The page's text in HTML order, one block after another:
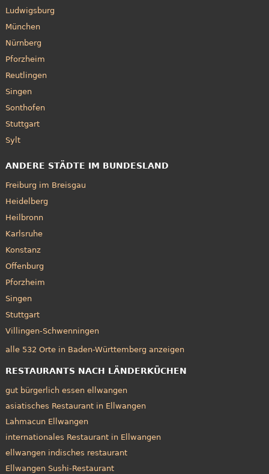
Ludwigsburg
München
Nürnberg
Pforzheim
Reutlingen
Singen
Sonthofen
Stuttgart
Sylt
ANDERE STÄDTE IM BUNDESLAND
Freiburg im Breisgau
Heidelberg
Heilbronn
Karlsruhe
Konstanz
Offenburg
Pforzheim
Singen
Stuttgart
Villingen-Schwenningen
alle 532 Orte in Baden-Württemberg anzeigen
RESTAURANTS NACH LÄNDERKÜCHEN
gut bürgerlich essen ellwangen
asiatisches Restaurant in Ellwangen
Lahmacun Ellwangen
internationales Restaurant in Ellwangen
ellwangen indisches restaurant
Ellwangen Sushi-Restaurant